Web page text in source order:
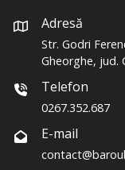
Adresă
Str. Godri
Gheorghe, jud.
Telefon
0267.352.687
E-mail